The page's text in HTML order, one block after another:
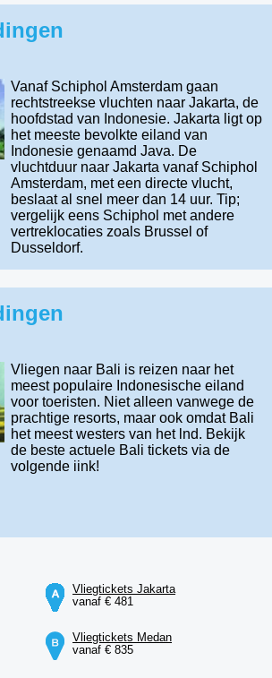
Vanaf Schiphol Amsterdam gaan
rechtstreekse vluchten naar Jakarta, de
hoofdstad van Indonesie. Jakarta ligt op
het meeste bevolkte eiland van
Indonesie genaamd Java. De
vluchtduur naar Jakarta vanaf Schiphol
Amsterdam, met een directe vlucht,
beslaat al snel meer dan 14 uur. Tip;
vergelijk eens Schiphol met andere
vertreklocaties zoals Brussel of
Dusseldorf.
Vliegen naar Bali is reizen naar het
meest populaire Indonesische eiland
voor toeristen. Niet alleen vanwege de
prachtige resorts, maar ook omdat Bali
het meest westers van het lnd. Bekijk
de beste actuele Bali tickets via de
volgende iink!
Vliegtickets Jakarta
vanaf € 481
Vliegtickets Medan
vanaf € 835